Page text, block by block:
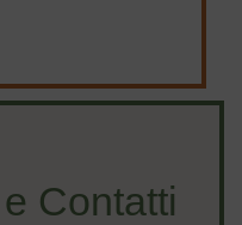
Contatti